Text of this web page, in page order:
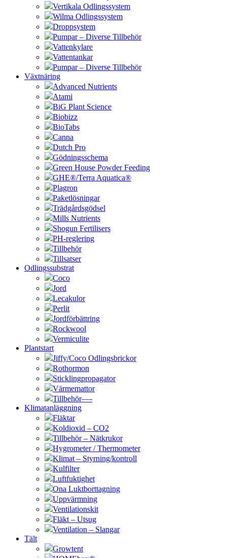
Vertikala Odlingssystem
Wilma Odlingssystem
Droppsystem
Pumpar – Diverse Tillbehör
Vattenkylare
Vattentankar
Pumpar – Diverse Tillbehör
Växtnäring
Advanced Nutrients
Atami
BiG Plant Science
Biobizz
BioTabs
Canna
Dutch Pro
Gödningsschema
Green House Powder Feeding
GHE®/Terra Aquatica®
Plagron
Paketlösningar
Trädgårdsgödsel
Mills Nutrients
Shogun Fertilisers
PH-reglering
Tillbehör
Tillsatser
Odlingssubstrat
Coco
Jord
Lecakulor
Perlit
Jordförbättring
Rockwool
Vermiculite
Plantstart
Jiffy/Coco Odlingsbrickor
Rothormon
Sticklingpropagator
Värmemattor
Tillbehör—-
Klimatanläggning
Fläktar
Koldioxid – CO2
Tillbehör – Nätkrukor
Hygrometer / Thermometer
Klimat – Styrning/kontroll
Kulfilter
Luftfuktighet
Ona Luktborttagning
Uppvärmning
Ventilationskit
Fläkt – Utsug
Ventilation – Slangar
Tält
Growtent